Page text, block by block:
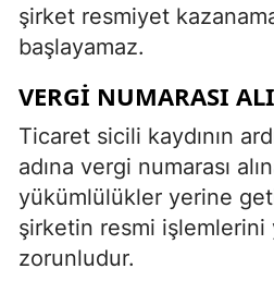
şirket resmiyet
başlayamaz.
VERGI NUMARASI
Ticaret sicili kaydının
adına vergi numarası
yükümlülükler yerine
şirketin resmi işlemlerini
zorunludur.